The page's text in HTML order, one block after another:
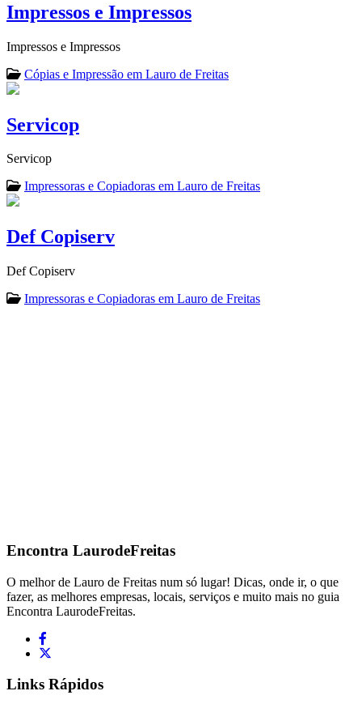
Impressos e Impressos
Impressos e Impressos
Cópias e Impressão em Lauro de Freitas
Servicop
Servicop
Impressoras e Copiadoras em Lauro de Freitas
Def Copiserv
Def Copiserv
Impressoras e Copiadoras em Lauro de Freitas
Encontra LaurodeFreitas
O melhor de Lauro de Freitas num só lugar! Dicas, onde ir, o que
fazer, as melhores empresas, locais, serviços e muito mais no guia
Encontra LaurodeFreitas.
Links Rápidos